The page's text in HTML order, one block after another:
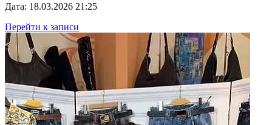
Дата: 18.03.2026 21:25
Перейти к записи